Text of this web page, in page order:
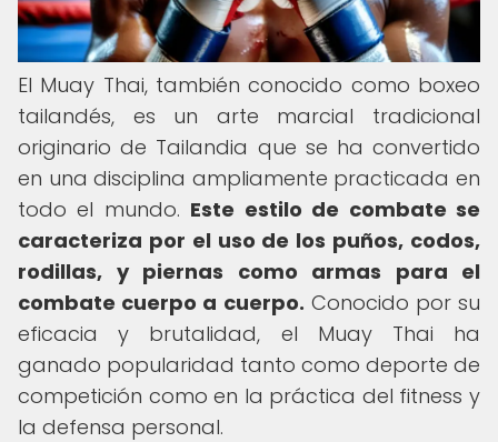
El Muay Thai, también conocido como boxeo
tailandés, es un arte marcial tradicional
originario de Tailandia que se ha convertido
en una disciplina ampliamente practicada en
todo el mundo. Este estilo de combate se
caracteriza por el uso de los puños, codos,
rodillas, y piernas como armas para el
combate cuerpo a cuerpo. Conocido por su
eficacia y brutalidad, el Muay Thai ha
ganado popularidad tanto como deporte de
competición como en la práctica del fitness y
la defensa personal.